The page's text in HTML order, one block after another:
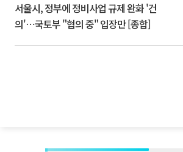
서울시, 정부에 정비사업 규제 완화 '건
의'⋯국토부 "협의 중" 입장만 [종합]